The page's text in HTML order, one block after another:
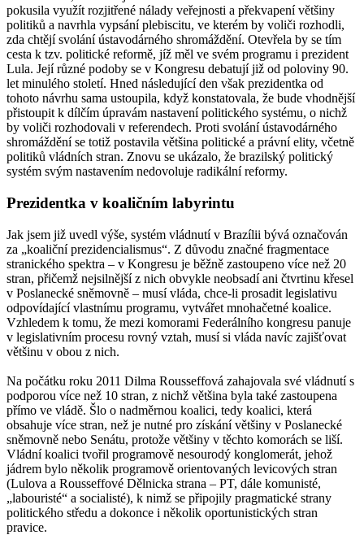
pokusila využít rozjitřené nálady veřejnosti a překvapení většiny
politiků a navrhla vypsání plebiscitu, ve kterém by voliči rozhodli,
zda chtějí svolání ústavodárného shromáždění. Otevřela by se tím
cesta k tzv. politické reformě, jíž měl ve svém programu i prezident
Lula. Její různé podoby se v Kongresu debatují již od poloviny 90.
let minulého století. Hned následující den však prezidentka od
tohoto návrhu sama ustoupila, když konstatovala, že bude vhodnější
přistoupit k dílčím úpravám nastavení politického systému, o nichž
by voliči rozhodovali v referendech. Proti svolání ústavodárného
shromáždění se totiž postavila většina politické a právní elity, včetně
politiků vládních stran. Znovu se ukázalo, že brazilský politický
systém svým nastavením nedovoluje radikální reformy.
Prezidentka v koaličním labyrintu
Jak jsem již uvedl výše, systém vládnutí v Brazílii bývá označován
za „koaliční prezidencialismus“. Z důvodu značné fragmentace
stranického spektra – v Kongresu je běžně zastoupeno více než 20
stran, přičemž nejsilnější z nich obvykle neobsadí ani čtvrtinu křesel
v Poslanecké sněmovně – musí vláda, chce-li prosadit legislativu
odpovídající vlastnímu programu, vytvářet mnohačetné koalice.
Vzhledem k tomu, že mezi komorami Federálního kongresu panuje
v legislativním procesu rovný vztah, musí si vláda navíc zajišťovat
většinu v obou z nich.
Na počátku roku 2011 Dilma Rousseffová zahajovala své vládnutí s
podporou více než 10 stran, z nichž většina byla také zastoupena
přímo ve vládě. Šlo o nadměrnou koalici, tedy koalici, která
obsahuje více stran, než je nutné pro získání většiny v Poslanecké
sněmovně nebo Senátu, protože většiny v těchto komorách se liší.
Vládní koalici tvořil programově nesourodý konglomerát, jehož
jádrem bylo několik programově orientovaných levicových stran
(Lulova a Rousseffové Dělnicka strana – PT, dále komunisté,
„labouristé“ a socialisté), k nimž se připojily pragmatické strany
politického středu a dokonce i několik oportunistických stran
pravice.